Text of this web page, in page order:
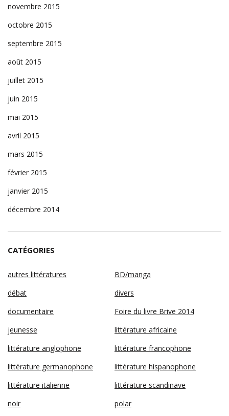
novembre 2015
octobre 2015
septembre 2015
août 2015
juillet 2015
juin 2015
mai 2015
avril 2015
mars 2015
février 2015
janvier 2015
décembre 2014
CATÉGORIES
autres littératures
BD/manga
débat
divers
documentaire
Foire du livre Brive 2014
jeunesse
littérature africaine
littérature anglophone
littérature francophone
littérature germanophone
littérature hispanophone
littérature italienne
littérature scandinave
noir
polar